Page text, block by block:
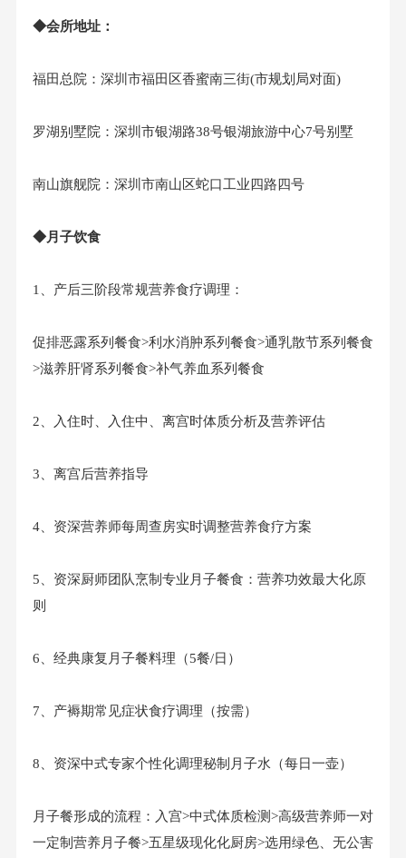
◆会所地址：
福田总院：深圳市福田区香蜜南三街(市规划局对面)
罗湖别墅院：深圳市银湖路38号银湖旅游中心7号别墅
南山旗舰院：深圳市南山区蛇口工业四路四号
◆月子饮食
1、产后三阶段常规营养食疗调理：
促排恶露系列餐食>利水消肿系列餐食>通乳散节系列餐食
>滋养肝肾系列餐食>补气养血系列餐食
2、入住时、入住中、离宫时体质分析及营养评估
3、离宫后营养指导
4、资深营养师每周查房实时调整营养食疗方案
5、资深厨师团队烹制专业月子餐食：营养功效最大化原
则
6、经典康复月子餐料理（5餐/日）
7、产褥期常见症状食疗调理（按需）
8、资深中式专家个性化调理秘制月子水（每日一壶）
月子餐形成的流程：入宫>中式体质检测>高级营养师一对
一定制营养月子餐>五星级现化化厨房>选用绿色、无公害